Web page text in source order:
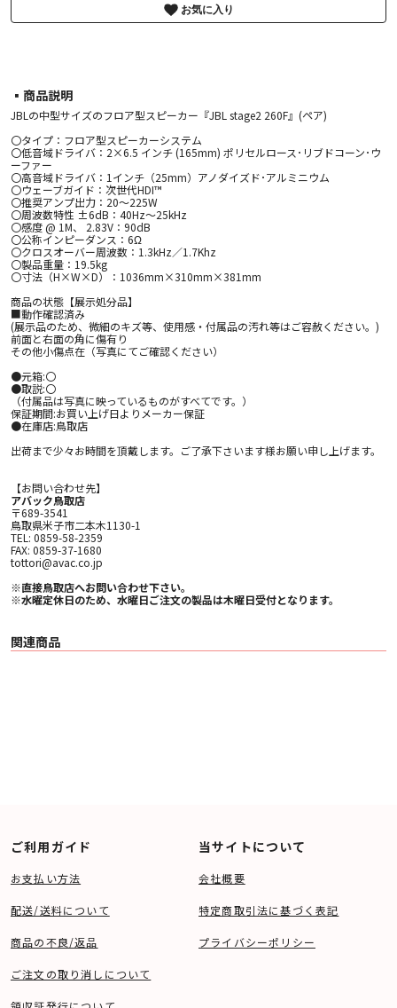
お気に入り
▪︎商品説明
JBLの中型サイズのフロア型スピーカー『JBL stage2 260F』(ペア)
〇タイプ：フロア型スピーカーシステム
〇低音域ドライバ：2×6.5 インチ (165mm) ポリセルロース･リブドコーン･ウ
ーファー
〇高音域ドライバ：1インチ（25mm）アノダイズド･アルミニウム
〇ウェーブガイド：次世代HDI™
〇推奨アンプ出力：20～225W
〇周波数特性 ±6dB：40Hz～25kHz
〇感度 @ 1M、 2.83V：90dB
〇公称インピーダンス：6Ω
〇クロスオーバー周波数：1.3kHz／1.7Khz
〇製品重量：19.5kg
〇寸法（H×W×D）：1036mm×310mm×381mm
商品の状態【展示処分品】
■動作確認済み
(展示品のため、微細のキズ等、使用感・付属品の汚れ等はご容赦ください。)
前面と右面の角に傷有り
その他小傷点在（写真にてご確認ください）
●元箱:〇
●取説:〇
（付属品は写真に映っているものがすべてです。）
保証期間:お買い上げ日よりメーカー保証
●在庫店:鳥取店
出荷まで少々お時間を頂戴します。ご了承下さいます様お願い申し上げます。
【お問い合わせ先】
アバック鳥取店
〒689-3541
鳥取県米子市二本木1130-1
TEL: 0859-58-2359
FAX: 0859-37-1680
tottori@avac.co.jp
※直接鳥取店へお問い合わせ下さい。
※水曜定休日のため、水曜日ご注文の製品は木曜日受付となります。
関連商品
ご利用ガイド
お支払い方法
配送/送料について
商品の不良/返品
ご注文の取り消しについて
当サイトについて
会社概要
特定商取引法に基づく表記
プライバシーポリシー